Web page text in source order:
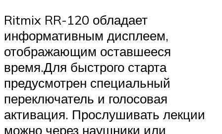
Ritmix RR-120 обладает
информативным дисплеем,
отображающим оставшееся
время.Для быстрого старта
предусмотрен специальный
переключатель и голосовая
активация. Прослушивать лекции
можно через наушники или